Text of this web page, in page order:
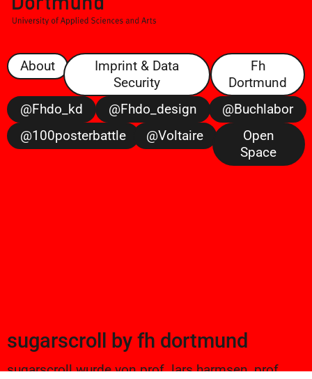
About
Imprint & Data
Security
Fh
Dortmund
@fhdo_kd
@fhdo_design
@buchlabor
@100posterbattle
@voltaire
Open
Space
sugarscroll by fh dortmund
sugarscroll wurde von prof. lars harmsen, prof.